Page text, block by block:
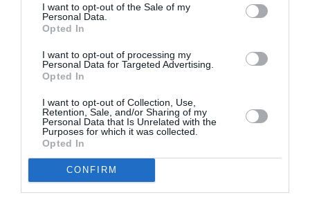
I want to opt-out of the Sale of my
Personal Data.
Opted In
I want to opt-out of processing my
Personal Data for Targeted Advertising.
Opted In
I want to opt-out of Collection, Use,
Retention, Sale, and/or Sharing of my
Personal Data that Is Unrelated with the
Purposes for which it was collected.
Opted In
CONFIRM
Η Florence Pugh δε χωράει σε στερεότυπα